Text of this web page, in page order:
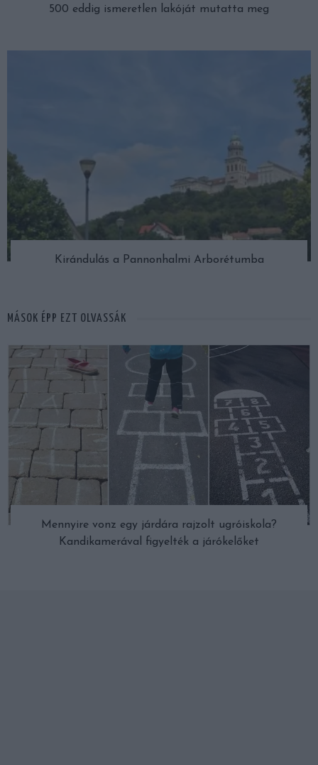
500 eddig ismeretlen lakóját mutatta meg
Kirándulás a Pannonhalmi Arborétumba
MÁSOK ÉPP EZT OLVASSÁK
Mennyire vonz egy járdára rajzolt ugróiskola?
Kandikamerával figyelték a járókelőket